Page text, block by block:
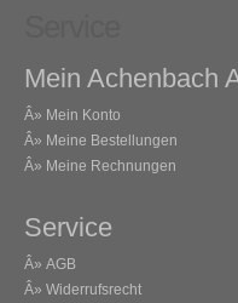
Mein Achenbach
Â» Mein Konto
Â» Meine Bestellungen
Â» Meine Rechnungen
Service
Â» AGB
Â» Widerrufsrecht